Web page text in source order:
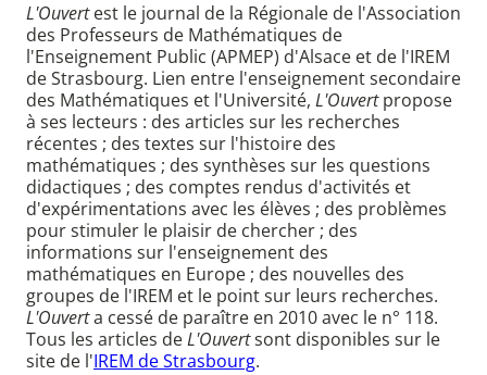
L'Ouvertest le journal de la Régionale de l'Association
des Professeurs de Mathématiques de
l'Enseignement Public (APMEP) d'Alsace et de l'IREM
de Strasbourg. Lien entre l'enseignement secondaire
des Mathématiques et l'Université, L'Ouvertpropose
à ses lecteurs : des articles sur les recherches
récentes ; des textes sur l'histoire des
mathématiques ; des synthèses sur les questions
didactiques ; des comptes rendus d'activités et
d'expérimentations avec les élèves ; des problèmes
pour stimuler le plaisir de chercher ; des
informations sur l'enseignement des
mathématiques en Europe ; des nouvelles des
groupes de l'IREM et le point sur leurs recherches.
L'Ouverta cessé de paraître en 2010 avec le n° 118.
Tous les articles deL'Ouvertsont disponibles sur le
site de l'IREM de Strasbourg.